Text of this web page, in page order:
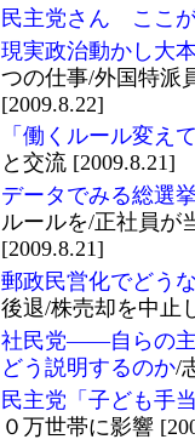
民主党さん ここ
現実政治動かし大
つの仕事/外国特
[2009.8.22]
「働くルール変え
と交流 [2009.8.21]
データでみる総選
ルールを/正社員が
[2009.8.21]
郵政民営化でどう
後退/株売却を中止
社民党――自らの主
どう説明するのか/
民主党「子ども手
０万世帯に影響